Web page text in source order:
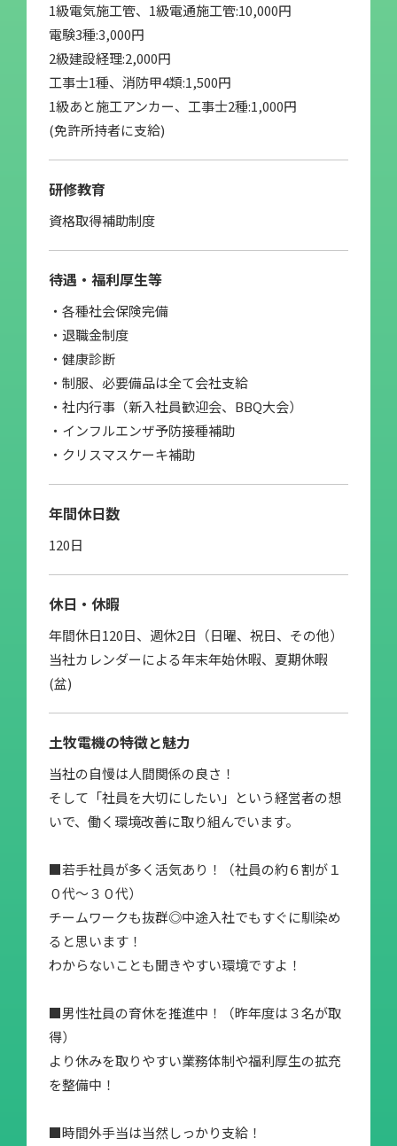
1級電気施工管、1級電通施工管:10,000円
電験3種:3,000円
2級建設経理:2,000円
工事士1種、消防甲4類:1,500円
1級あと施工アンカー、工事士2種:1,000円
(免許所持者に支給)
研修教育
資格取得補助制度
待遇・福利厚生等
・各種社会保険完備
・退職金制度
・健康診断
・制服、必要備品は全て会社支給
・社内行事（新入社員歓迎会、BBQ大会）
・インフルエンザ予防接種補助
・クリスマスケーキ補助
年間休日数
120日
休日・休暇
年間休日120日、週休2日（日曜、祝日、その他）
当社カレンダーによる年末年始休暇、夏期休暇
(盆)
土牧電機の特徴と魅力
当社の自慢は人間関係の良さ！
そして「社員を大切にしたい」という経営者の想
いで、働く環境改善に取り組んでいます。
■若手社員が多く活気あり！（社員の約６割が１
０代〜３０代）
チームワークも抜群◎中途入社でもすぐに馴染め
ると思います！
わからないことも聞きやすい環境ですよ！
■男性社員の育休を推進中！（昨年度は３名が取
得）
より休みを取りやすい業務体制や福利厚生の拡充
を整備中！
■時間外手当は当然しっかり支給！